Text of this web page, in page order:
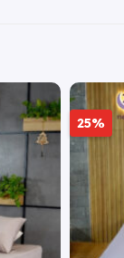
25%